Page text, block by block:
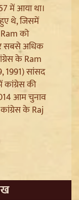
नई ऊंचाइयों
का जताया
में आया था।
थे, जिसमें
को
सबसे अधिक
के Ram
1991) सांसद
की
आम चुनाव
के Raj